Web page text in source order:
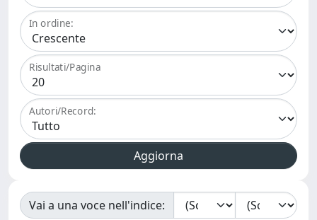
In ordine:
Risultati/Pagina
Autori/Record:
Vai a una voce nell'indice: